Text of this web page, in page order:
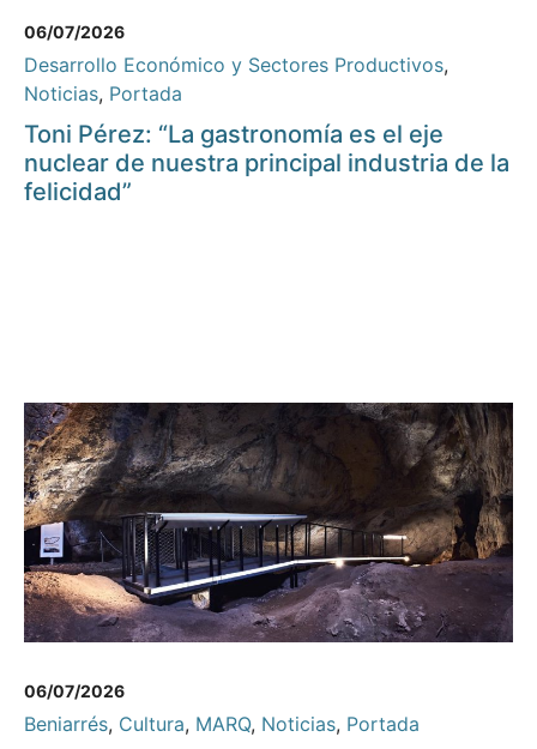
06/07/2026
Desarrollo Económico y Sectores Productivos,
Noticias, Portada
Toni Pérez: “La gastronomía es el eje
nuclear de nuestra principal industria de la
felicidad”
06/07/2026
Beniarrés, Cultura, MARQ, Noticias, Portada